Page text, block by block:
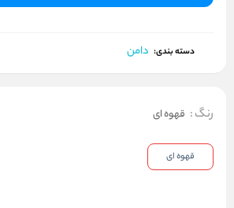
دسته بندی: دامن
رنگ: قهوه ای
قهوه ای